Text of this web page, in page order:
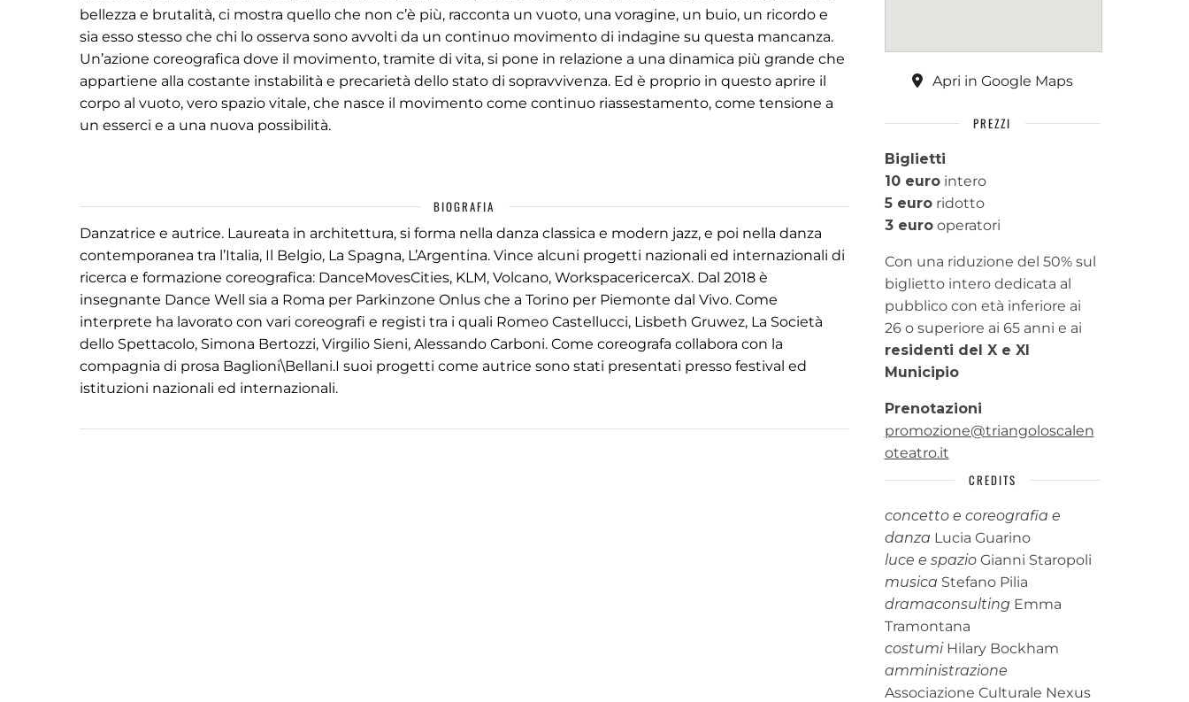
bellezza e brutalità, ci mostra quello che non c’è più, racconta un vuoto, una voragine, un buio, un ricordo e
sia esso stesso che chi lo osserva sono avvolti da un continuo movimento di indagine su questa mancanza.
Un’azione coreografica dove il movimento, tramite di vita, si pone in relazione a una dinamica più grande che
appartiene alla costante instabilità e precarietà dello stato di sopravvivenza. Ed è proprio in questo aprire il
corpo al vuoto, vero spazio vitale, che nasce il movimento come continuo riassestamento, come tensione a
un esserci e a una nuova possibilità.
BIOGRAFIA
Danzatrice e autrice. Laureata in architettura, si forma nella danza classica e modern jazz, e poi nella danza
contemporanea tra l’Italia, Il Belgio, La Spagna, L’Argentina. Vince alcuni progetti nazionali ed internazionali di
ricerca e formazione coreografica: DanceMovesCities, KLM, Volcano, WorkspacericercaX. Dal 2018 è
insegnante Dance Well sia a Roma per Parkinzone Onlus che a Torino per Piemonte dal Vivo. Come
interprete ha lavorato con vari coreografi e registi tra i quali Romeo Castellucci, Lisbeth Gruwez, La Società
dello Spettacolo, Simona Bertozzi, Virgilio Sieni, Alessando Carboni. Come coreografa collabora con la
compagnia di prosa Baglioni\Bellani.I suoi progetti come autrice sono stati presentati presso festival ed
istituzioni nazionali ed internazionali.
Apri in Google Maps
PREZZI
Biglietti
10 eurointero
5 euroridotto
3 eurooperatori
Con una riduzione del 50% sul
biglietto intero dedicata al
pubblico con età inferiore ai
26 o superiore ai 65 anni e ai
residenti del X e XI
Municipio
Prenotazioni
promozione@triangoloscalen
oteatro.it
CREDITS
concetto e coreografia e
danza Lucia Guarino
luce e spazioGianni Staropoli
musica Stefano Pilia
dramaconsulting Emma
Tramontana
costumiHilary Bockham
amministrazione
Associazione Culturale Nexus